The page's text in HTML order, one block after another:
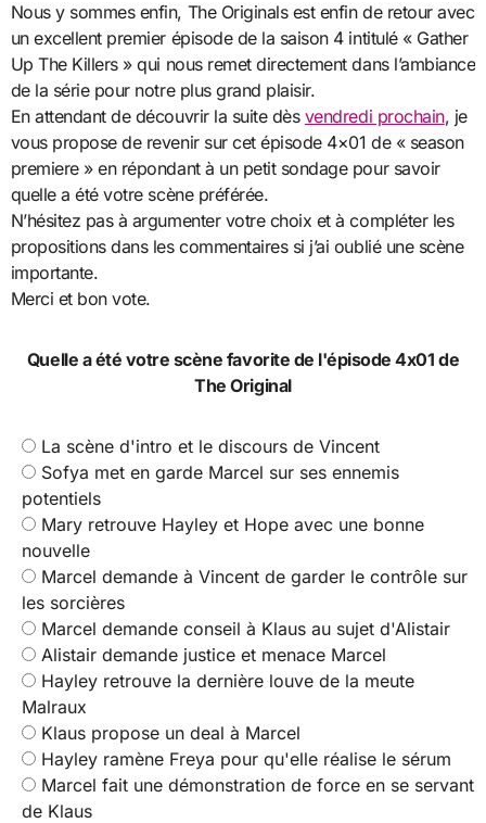
Nous y sommes enfin, The Originals est enfin de retour avec
un excellent premier épisode de la saison 4 intitulé « Gather
Up The Killers » qui nous remet directement dans l’ambiance
de la série pour notre plus grand plaisir.
En attendant de découvrir la suite dès vendredi prochain, je
vous propose de revenir sur cet épisode 4×01 de « season
premiere » en répondant à un petit sondage pour savoir
quelle a été votre scène préférée.
N’hésitez pas à argumenter votre choix et à compléter les
propositions dans les commentaires si j’ai oublié une scène
importante.
Merci et bon vote.
Quelle a été votre scène favorite de l'épisode 4x01 de
The Original
La scène d'intro et le discours de Vincent
Sofya met en garde Marcel sur ses ennemis
potentiels
Mary retrouve Hayley et Hope avec une bonne
nouvelle
Marcel demande à Vincent de garder le contrôle sur
les sorcières
Marcel demande conseil à Klaus au sujet d'Alistair
Alistair demande justice et menace Marcel
Hayley retrouve la dernière louve de la meute
Malraux
Klaus propose un deal à Marcel
Hayley ramène Freya pour qu'elle réalise le sérum
Marcel fait une démonstration de force en se servant
de Klaus